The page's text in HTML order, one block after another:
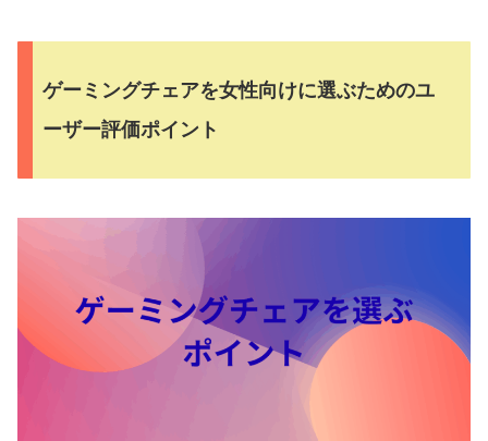
ゲーミングチェアを女性向けに選ぶためのユ
ーザー評価ポイント